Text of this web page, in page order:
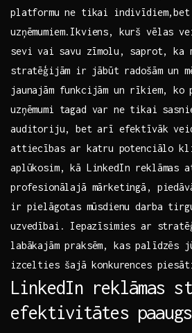
platformu ne tikai
uzņēmumiem.Ikviens, kurš vēlas
sevi vai⁤ savu‌ zīmolu, saprot, ka
stratēģijām ir⁢ jābūt radošām un
jaunajām ​funkcijām un ⁤rīkiem, ⁢ko⁤
uzņēmumi tagad var ne⁢ tikai
auditoriju, bet arī efektīvāk
attiecības ar katru⁢ potenciālo
aplūkosim, kā‌ LinkedIn reklāmas
profesionālajā mārketingā,
ir pielāgotas ⁢mūsdienu darba
‌uzvedībai.⁢ Iepazīsimies ar​
labākajām praksēm,​ kas palīdzēs
⁤izcelties šajā konkurences
LinkedIn reklāmas​
efektivitātes⁤